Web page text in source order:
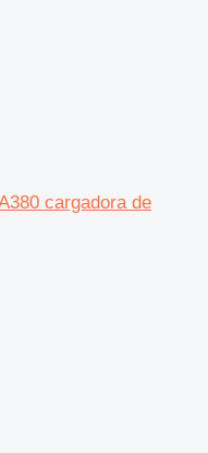
cargadora de